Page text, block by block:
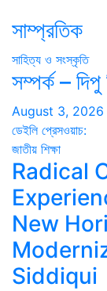
সাম্প্রতিক
সাহিত্য ও সংস্কৃতি
সম্পর্ক – দিপু
August 3, 2026
ডেইলি প্রেসওয়াচ:
জাতীয় শিক্ষা
Radical
New
Siddiqui